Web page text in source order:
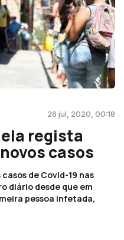
26 jul, 2020, 00:18
regista
casos
de Covid-19 nas
diário desde que em
pessoa infetada,